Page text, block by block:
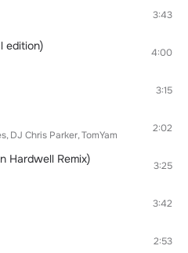
3:43
edition) 4:00
3:15
DJ Chris Parker TomYam
2:02
Hardwell Remix) 3:25
3:42
2:53